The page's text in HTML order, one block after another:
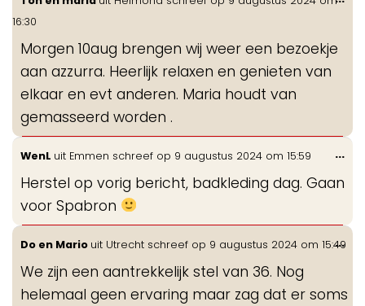
16:30
Morgen 10aug brengen wij weer een bezoekje
aan azzurra. Heerlijk relaxen en genieten van
elkaar en evt anderen. Maria houdt van
gemasseerd worden .
WenL uit Emmen schreef op 9 augustus 2024 om 15:59
Herstel op vorig bericht, badkleding dag. Gaan
voor Spabron
...
Do en Mario uit Utrecht schreef op 9 augustus 2024 om 15:49
We zijn een aantrekkelijk stel van 36. Nog
helemaal geen ervaring maar zag dat er soms
...